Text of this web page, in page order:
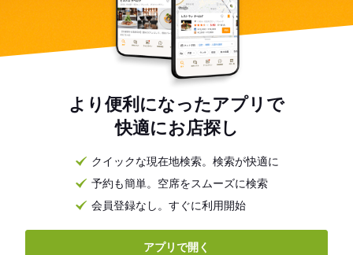
より便利になったアプリで
快適にお店探し
クイックな現在地検索。検索が快適に
予約も簡単。空席をスムーズに検索
会員登録なし。すぐに利用開始
アプリで開く